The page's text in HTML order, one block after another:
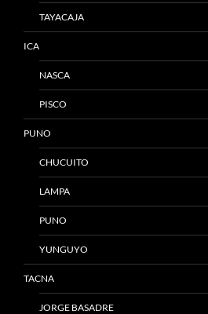
TAYACAJA
ICA
NASCA
PISCO
PUNO
CHUCUITO
LAMPA
PUNO
YUNGUYO
TACNA
JORGE BASADRE